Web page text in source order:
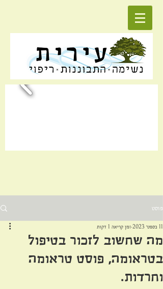
פוסט
מה שחשוב לזכור בטיפול
בטראומה, פוסט טראומה
וחרדות.
11 בספט׳ 2023 זמן קריאה 1 דקות